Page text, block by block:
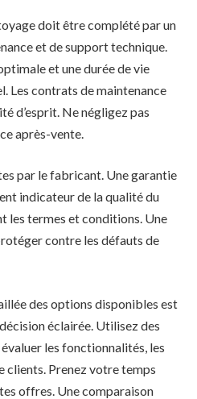
doit être complété par un
et de support technique.
et une durée de vie
Les contrats de maintenance
d’esprit. Ne négligez pas
après-vente.
par le fabricant. Une garantie
indicateur de la qualité du
les termes et conditions. Une
contre les défauts de
des options disponibles est
éclairée. Utilisez des
les fonctionnalités, les
clients. Prenez votre temps
offres. Une comparaison